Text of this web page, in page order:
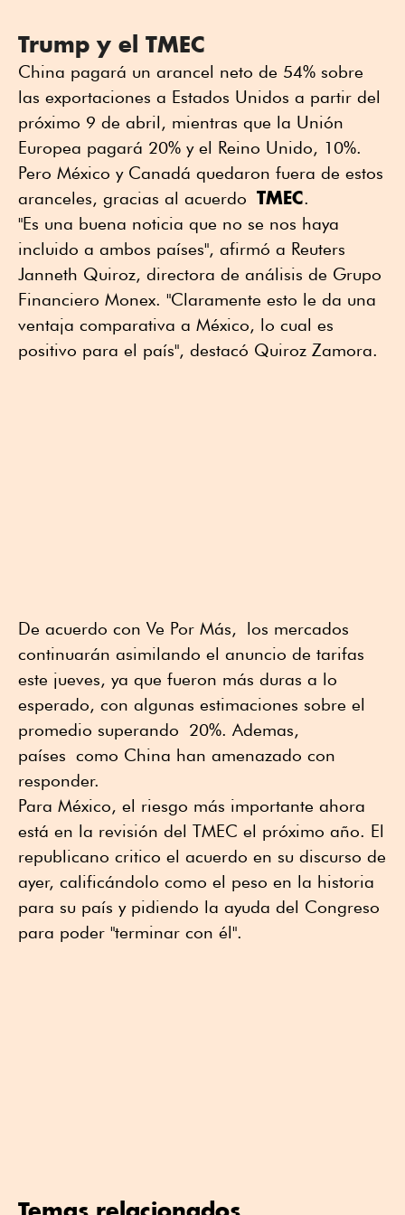
Trump y el TMEC
China pagará un arancel neto de 54% sobre
las exportaciones a Estados Unidos a partir del
próximo 9 de abril, mientras que la Unión
Europea pagará 20% y el Reino Unido, 10%.
Pero México y Canadá quedaron fuera de estos
aranceles, gracias al acuerdo TMEC.
"Es una buena noticia que no se nos haya
incluido a ambos países", afirmó a Reuters
Janneth Quiroz, directora de análisis de Grupo
Financiero Monex. "Claramente esto le da una
ventaja comparativa a México, lo cual es
positivo para el país", destacó Quiroz Zamora.
De acuerdo con Ve Por Más, los mercados
continuarán asimilando el anuncio de tarifas
este jueves, ya que fueron más duras a lo
esperado, con algunas estimaciones sobre el
promedio superando 20%. Ademas,
países como China han amenazado con
responder.
Para México, el riesgo más importante ahora
está en la revisión del TMEC el próximo año. El
republicano critico el acuerdo en su discurso de
ayer, calificándolo como el peso en la historia
para su país y pidiendo la ayuda del Congreso
para poder "terminar con él".